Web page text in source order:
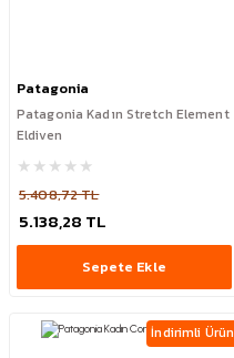
Patagonia
Patagonia Kadın Stretch Element
Eldiven
5.408,72 TL
5.138,28 TL
Sepete Ekle
İndirimli Ürün